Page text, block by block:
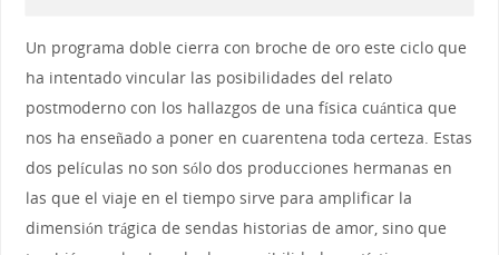
Un programa doble cierra con broche de oro este ciclo que
ha intentado vincular las posibilidades del relato
postmoderno con los hallazgos de una física cuántica que
nos ha enseñado a poner en cuarentena toda certeza. Estas
dos películas no son sólo dos producciones hermanas en
las que el viaje en el tiempo sirve para amplificar la
dimensión trágica de sendas historias de amor, sino que